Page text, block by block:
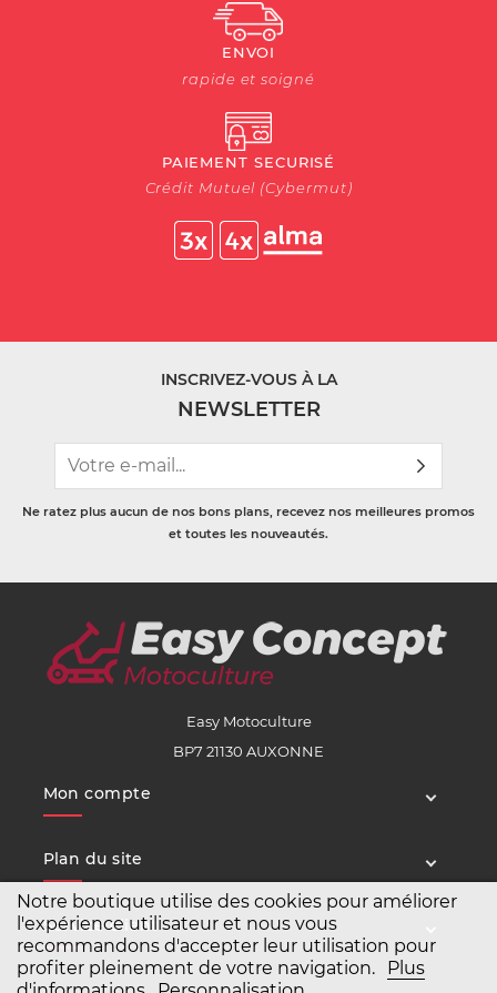
Notre boutique utilise des cookies pour améliorer
l'expérience utilisateur et nous vous
recommandons d'accepter leur utilisation pour
profiter pleinement de votre navigation.
Plus
ENVOI
rapide et soigné
PAIEMENT SECURISÉ
Crédit Mutuel (Cybermut)
INSCRIVEZ-VOUS À LA
NEWSLETTER
Ne ratez plus aucun de nos bons plans, recevez nos meilleures promos
et toutes les nouveautés.
Easy Motoculture
BP7 21130 AUXONNE
Mon compte
Plan du site
Service client